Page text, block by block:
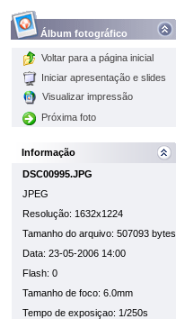
Álbum fotográfico
Voltar para a página inicial
Iniciar apresentação e slides
Visualizar impressão
Próxima foto
Informação
DSC00995.JPG
JPEG
Resolução: 1632x1224
Tamanho do arquivo: 507093 bytes
Data: 23-05-2006 14:00
Flash: 0
Tamanho de foco: 6.0mm
Tempo de exposiçao: 1/250s